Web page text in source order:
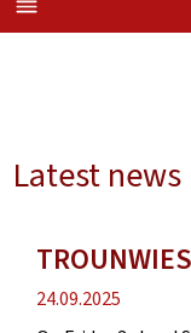
MENU
MAIN
Latest news
Publication
date
24.09.2025